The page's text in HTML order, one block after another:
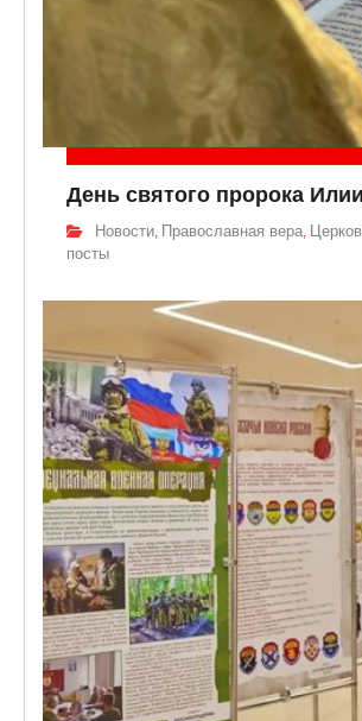
День святого пророка Илии
Новости, Православная вера,
посты